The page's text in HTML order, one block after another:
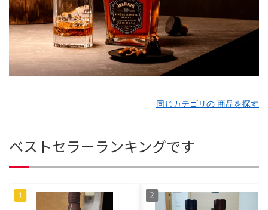
同じカテゴリの 商品を探す
ベストセラーランキングです